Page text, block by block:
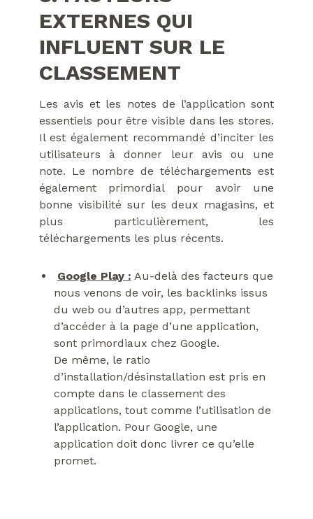
EXTERNES QUI
INFLUENT SUR LE
CLASSEMENT
Les avis et les notes de l’application sont
essentiels pour être visible dans les stores.
Il est également recommandé d’inciter les
utilisateurs à donner leur avis ou une
note. Le nombre de téléchargements est
également primordial pour avoir une
bonne visibilité sur les deux magasins, et
plus particulièrement, les
téléchargements les plus récents.
Google Play : Au-delà des facteurs que
nous venons de voir, les backlinks issus
du web ou d’autres app, permettant
d’accéder à la page d’une application,
sont primordiaux chez Google.
De même, le ratio
d’installation/désinstallation est pris en
compte dans le classement des
applications, tout comme l’utilisation de
l’application. Pour Google, une
application doit donc livrer ce qu’elle
promet.